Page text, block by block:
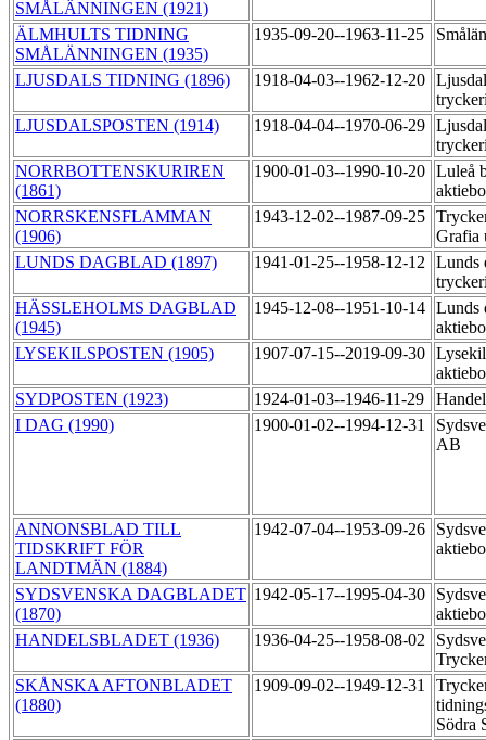
SMÅLÄNNINGEN (1921)
ÄLMHULTS TIDNING
SMÅLÄNNINGEN (1935)
1935-09-20--1963-11-25
LJUSDALS TIDNING (1896) 1918-04-03--1962-12-20
LJUSDALSPOSTEN (1914)
1918-04-04--1970-06-29
NORRBOTTENSKURIREN
(1861)
1900-01-03--1990-10-20 Luleå
NORRSKENSFLAMMAN
(1906)
1943-12-02--1987-09-25
Grafia
LUNDS DAGBLAD (1897)
1941-01-25--1958-12-12
Lunds
HÄSSLEHOLMS DAGBLAD
(1945)
1945-12-08--1951-10-14 Lunds
LYSEKILSPOSTEN (1905)
1907-07-15--2019-09-30
SYDPOSTEN (1923)
1924-01-03--1946-11-29
I DAG (1990)
1900-01-02--1994-12-31
AB
ANNONSBLAD TILL
TIDSKRIFT FÖR
LANDTMÄN (1884)
1942-07-04--1953-09-26
SYDSVENSKA DAGBLADET
(1870)
1942-05-17--1995-04-30
HANDELSBLADET (1936)
1936-04-25--1958-08-02
SKÅNSKA AFTONBLADET
(1880)
1909-09-02--1949-12-31
Södra